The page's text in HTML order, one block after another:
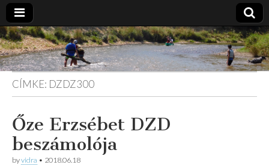
Vidra
Vízitúra
… vízitúra
szervezés,
vadvíz,
kajakoktatás,
kajak-kenu
bolt,
CÍMKE: DZDZ300
Őze Erzsébet DZD
beszámolója
byvidra • 2018.06.18